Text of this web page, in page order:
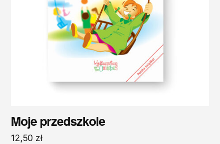
Moje przedszkole
12,50 zł